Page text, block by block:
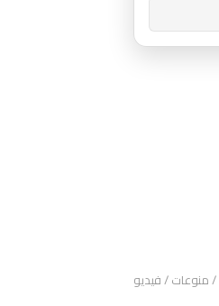
/منوعات/فيديو